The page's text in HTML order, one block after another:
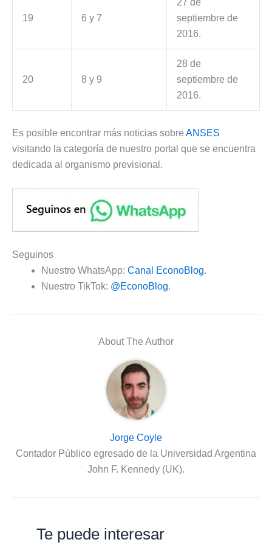
19 6 y 7
27 de
septiembre de
2016.
20 8 y 9
28 de
septiembre de
2016.
Es posible encontrar más noticias sobre ANSES
visitando la categoría de nuestro portal que se encuentra
dedicada al organismo previsional.
Seguinos
Nuestro WhatsApp: Canal EconoBlog.
Nuestro TikTok: @EconoBlog.
About The Author
Jorge Coyle
Contador Público egresado de la Universidad Argentina
John F. Kennedy (UK).
Te puede interesar